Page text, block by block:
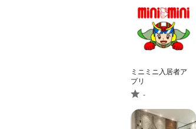
ミニミニ入居者ア
プリ
-